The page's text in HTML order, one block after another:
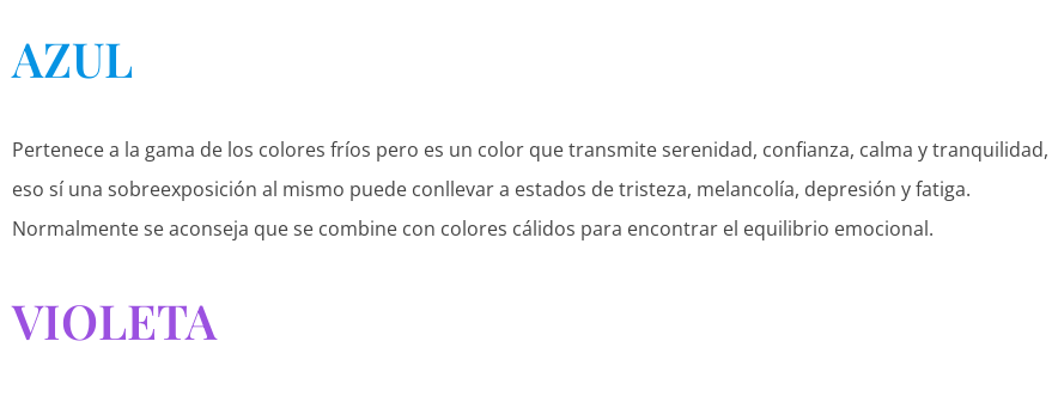
AZUL
Pertenece a la gama de los colores fríos pero es un color que transmite serenidad, confianza, calma y tranquilidad,
eso sí una sobreexposición al mismo puede conllevar a estados de tristeza, melancolía, depresión y fatiga.
Normalmente se aconseja que se combine con colores cálidos para encontrar el equilibrio emocional.
VIOLETA